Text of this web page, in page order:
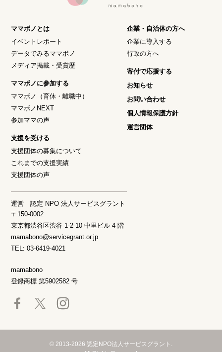
ママボノとは
イベントレポート
データでみるママボノ
メディア掲載・受賞歴
ママボノに参加する
ママボノ（育休・離職中）
ママボノNEXT
参加ママの声
支援を受ける
支援団体の募集について
これまでの支援実績
支援団体の声
企業・自治体の方へ
企業に導入する
行政の方へ
寄付で応援する
お知らせ
お問い合わせ
個人情報保護方針
運営団体
運営 認定 NPO 法人サービスグラント
〒150-0002
東京都渋谷区渋谷 1-2-10 中里ビル 4 階
mamabono@servicegrant.or.jp
TEL: 03-6419-4021
mamabono
登録商標 第5902582 号
© 2013-2026 認定NPO法人サービスグラント.